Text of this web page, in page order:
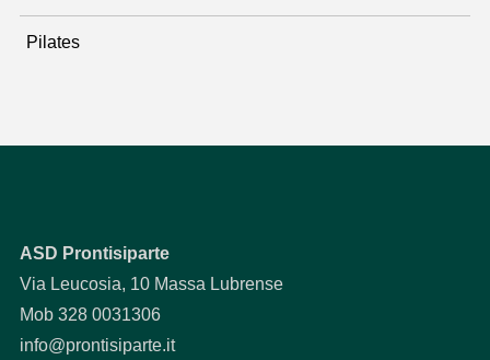
Pilates
ASD Prontisiparte
Via Leucosia, 10 Massa Lubrense
Mob 328 0031306
info@prontisiparte.it